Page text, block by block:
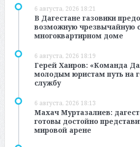
6 августа, 2026 18:21
В Дагестане газовики
возможную чрезвычайную
многоквартирном доме
6 августа, 2026 18:19
Герей Хаиров: «Команда
молодым юристам путь на
службу
6 августа, 2026 18:13
Махач Муртазалиев:
готовы достойно
мировой арене